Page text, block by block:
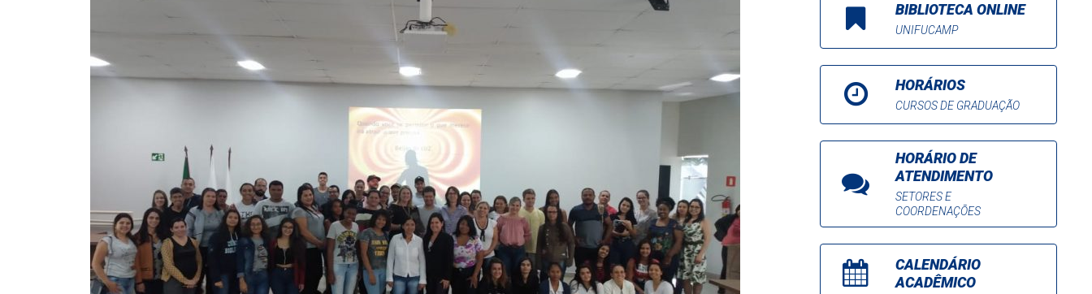
BIBLIOTECA ONLINE
UNIFUCAMP
HORÁRIOS
CURSOS DE GRADUAÇÃO
HORÁRIO DE
ATENDIMENTO
SETORES E
COORDENAÇÕES
CALENDÁRIO
ACADÊMICO